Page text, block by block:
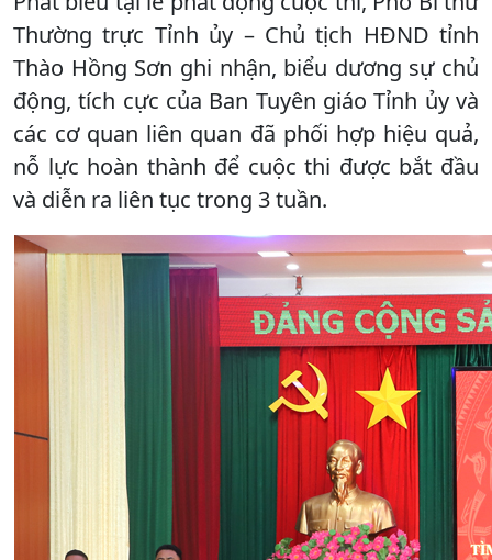
Thường trực Tỉnh ủy – Chủ tịch HĐND tỉnh
Thào Hồng Sơn ghi nhận, biểu dương sự chủ
động, tích cực của Ban Tuyên giáo Tỉnh ủy và
các cơ quan liên quan đã phối hợp hiệu quả,
nỗ lực hoàn thành để cuộc thi được bắt đầu
và diễn ra liên tục trong 3 tuần.